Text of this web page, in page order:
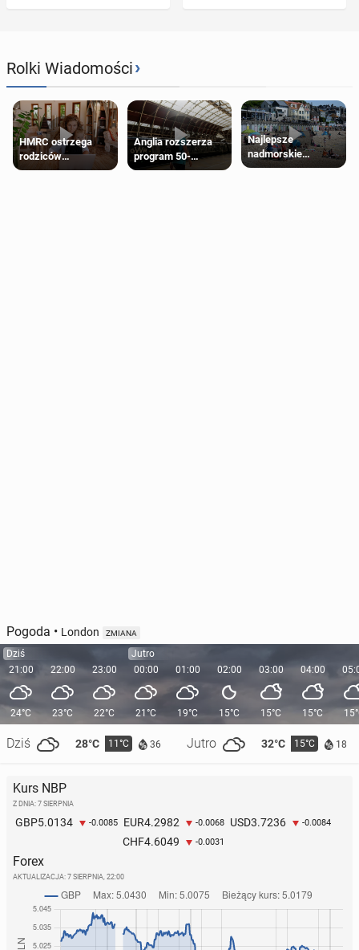
Rolki Wiadomości›
HMRC ostrzega
rodziców
pobierających Child
Anglia rozszerza
program 50-
procentowych
Najlepsze
nadmorskie
miasteczko blisko
Pogoda • London ZMIANA
Dziś
21:00
24°C
Dziś 28°C 11°C 36 Jutro 32°C 15°C 18
22:00
23°C
23:00
22°C
Jutro
00:00
21°C
01:00
19°C
02:00
15°C
03:00
15°C
04:00
15°C
Kurs NBP
Z DNIA: 7 SIERPNIA
GBP5.0134 -0.0085 EUR4.2982 -0.0068 USD3.7236 -0.0084
CHF4.6049 -0.0031
Forex
AKTUALIZACJA: 7 SIERPNIA, 22:00